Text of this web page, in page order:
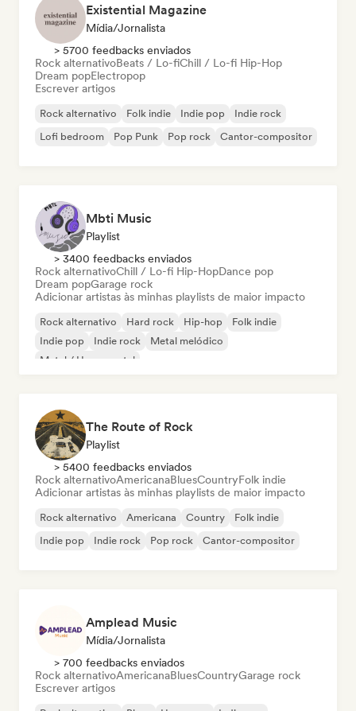
Existential Magazine
Mídia/Jornalista
> 5700 feedbacks enviados
Rock alternativoBeats / Lo-fiChill / Lo-fi Hip-Hop
Dream popElectropop
Escrever artigos
Rock alternativo Folk indie Indie pop
Indie rock
Lofi bedroom
Pop Punk Pop rock Cantor-compositor
Mbti Music
Playlist
> 3400 feedbacks enviados
Rock alternativoChill / Lo-fi Hip-HopDance pop
Dream popGarage rock
Adicionar artistas às minhas playlists de maior impacto
Rock alternativo Hard rock Hip-hop
Folk indie
Indie pop
Indie rock
Metal melódico
Metal / Heavy metal
The Route of Rock
Playlist
> 5400 feedbacks enviados
Rock alternativoAmericanaBluesCountryFolk indie
Adicionar artistas às minhas playlists de maior impacto
Rock alternativo Americana Country
Folk indie
Indie pop
Indie rock Pop rock Cantor-compositor
Amplead Music
Mídia/Jornalista
> 700 feedbacks enviados
Rock alternativoAmericanaBluesCountryGarage rock
Escrever artigos